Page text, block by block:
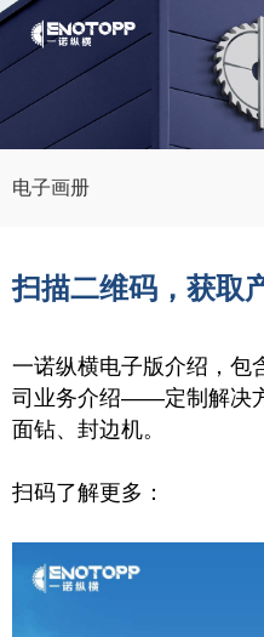
电子画册
扫描二维码， 获取
一诺纵横电子版介绍，包
司业务介绍——定制解决
面钻、封边机。
扫码了解更多：